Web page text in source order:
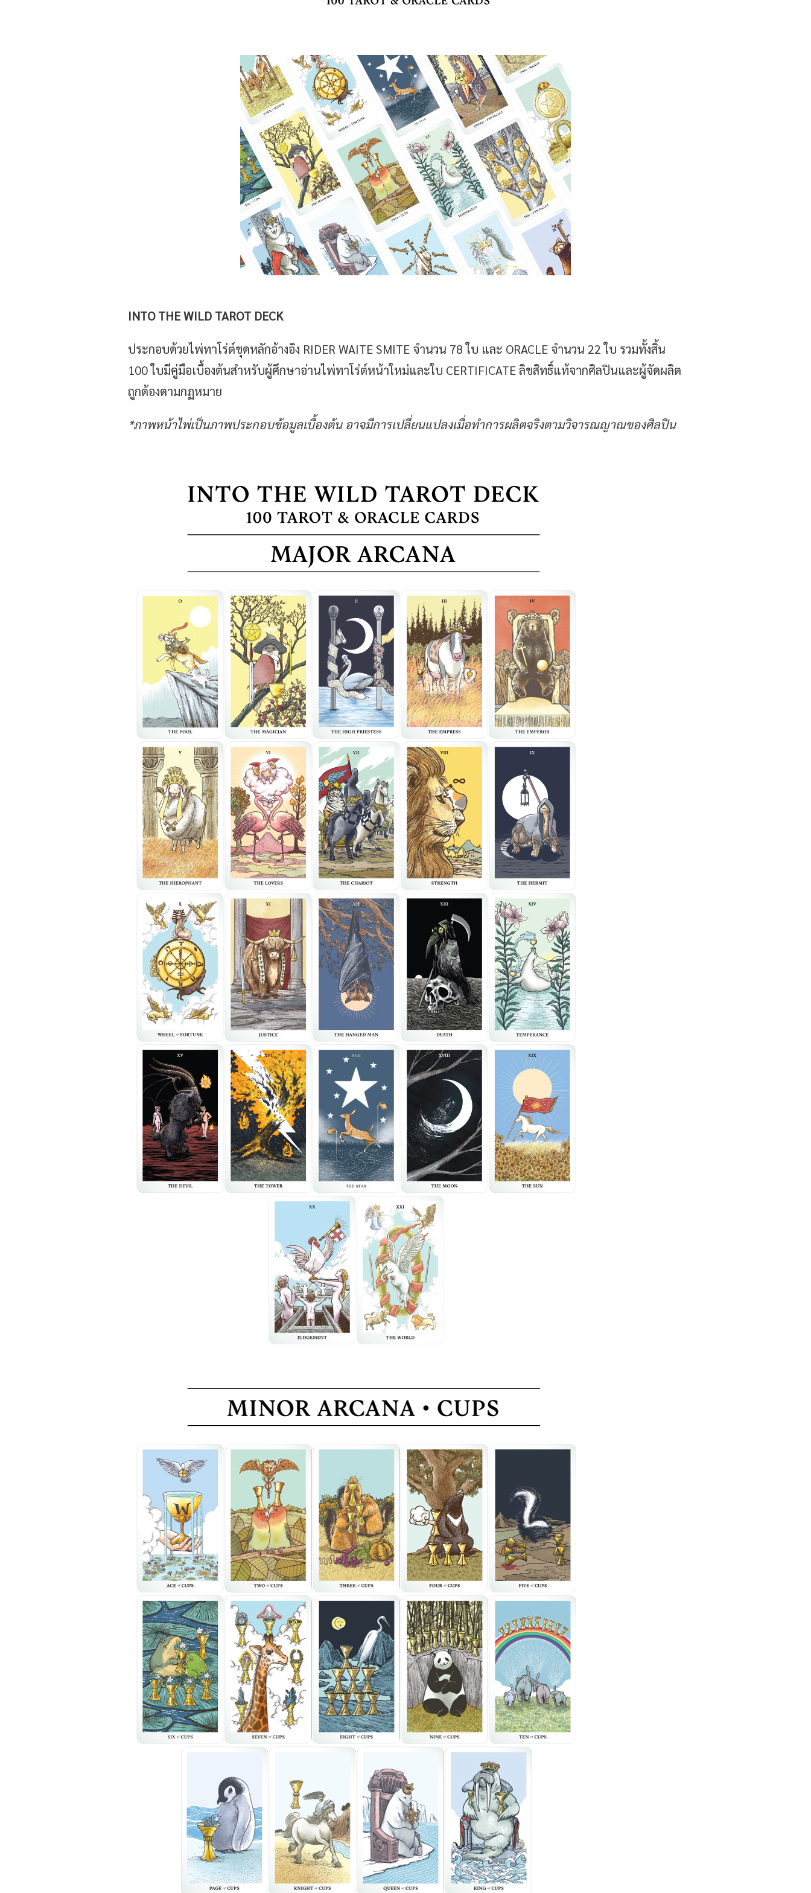
INTO THE WILD TAROT DECK
ประกอบด้วยไพ่ทาโร่ต์ชุดหลักอ้างอิง RIDER WAITE SMITE จำนวน 78 ใบ และ ORACLE จำนวน 22 ใบ รวมทั้งสิ้น
100 ใบมีคู่มือเบื้องต้นสำหรับผู้ศึกษาอ่านไพ่ทาโร่ต์หน้าใหม่และใบ CERTIFICATE ลิขสิทธิ์แท้จากศิลปินและผู้จัดผลิต
ถูกต้องตามกฏหมาย
*ภาพหน้าไพ่เป็นภาพประกอบข้อมูลเบื้องต้น อาจมีการเปลี่ยนแปลงเมื่อทำการผลิตจริงตามวิจารณญาณของศิลปิน